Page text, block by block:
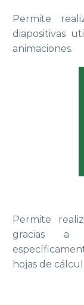
Permite
diapositivas
animaciones.
Permite
gracias a
hojas de